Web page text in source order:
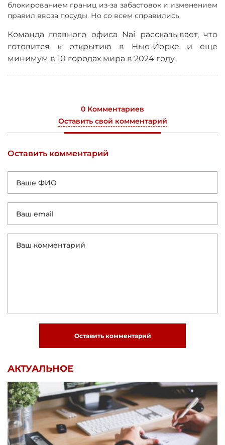
блокированием границ из-за забастовок и изменением
правил ввоза посуды. Но со всем справились.
Команда главного офиса Nai рассказывает, что
готовится к открытию в Нью-Йорке и еще
минимум в 10 городах мира в 2024 году.
0 Комментариев
Оставить свой комментарий
Оставить комментарий
Оставить комментарий
АКТУАЛЬНОЕ